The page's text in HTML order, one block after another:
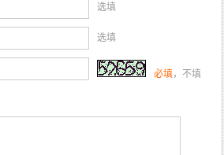
选填
选填
必填，不填